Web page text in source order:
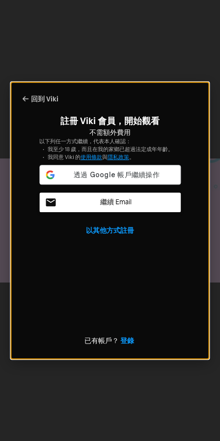
回到 Viki
註冊 Viki 會員，開始觀看
不需額外費用
以下列任一方式繼續，代表本人確認：
我至少 18 歲，而且在我的家鄉已超過法定成年年齡。
我同意 Viki 的使用條款與隱私政策。
繼續 Email
以其他方式註冊
已有帳戶？ 登錄